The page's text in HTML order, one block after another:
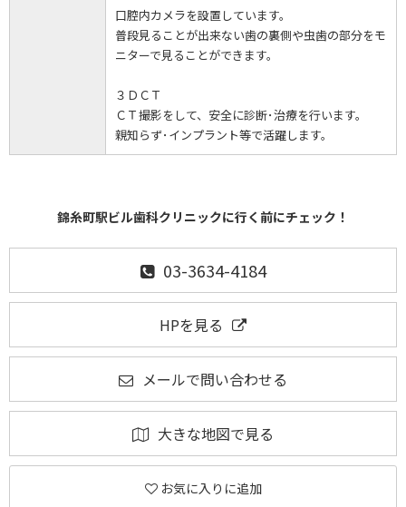
口腔内カメラを設置しています。
普段見ることが出来ない歯の裏側や虫歯の部分をモ
ニターで見ることができます。
３ＤＣＴ
ＣＴ撮影をして、安全に診断･治療を行います。
親知らず･インプラント等で活躍します。
錦糸町駅ビル歯科クリニックに行く前にチェック！
03-3634-4184
HPを見る
メールで問い合わせる
大きな地図で見る
お気に入りに追加